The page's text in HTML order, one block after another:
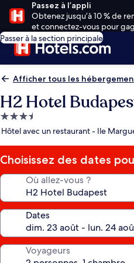
Passez à l’appli
Obtenez jusqu’à 10 % de
et connectez-vous pour
Passer à la section principale
Afficher tous les
H2 Hotel
Hébergement
3.5 étoiles
Hôtel avec un restaurant - Ile
Choisissez des dates
Où allez-vous ?
Dates
Voyageurs